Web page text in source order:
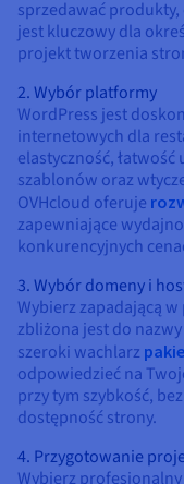
sprzedawać produkty,
jest kluczowy dla
projekt tworzenia
2. Wybór platformy
WordPress jest
internetowych dla
elastyczność,
szablonów oraz
OVHcloud oferuje
zapewniające
konkurencyjnych
3. Wybór domeny i
Wybierz zapadającą
zbliżona jest do
szeroki wachlarz
odpowiedzieć na
przy tym szybkość,
dostępność strony.
4. Przygotowanie
Wybierz